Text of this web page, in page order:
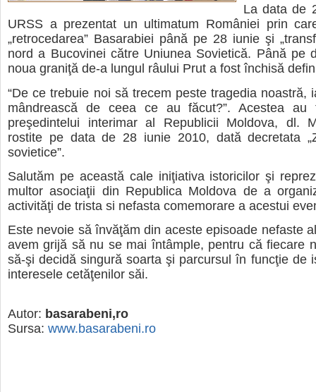
La data de
URSS a prezentat un ultimatum României prin
„retrocedarea” Basarabiei până pe 28 iunie şi
nord a Bucovinei către Uniunea Sovietică. Până pe
noua graniţă de-a lungul râului Prut a fost închisă
“De ce trebuie noi să trecem peste tragedia noastră,
mândrească de ceea ce au făcut?”. Acestea au
preşedintelui interimar al Republicii Moldova, dl.
rostite pe data de 28 iunie 2010, dată decretata
sovietice”.
Salutăm pe această cale iniţiativa istoricilor şi
multor asociaţii din Republica Moldova de a
activităţi de trista si nefasta comemorare a acestui
Este nevoie să învăţăm din aceste episoade nefaste
avem grijă să nu se mai întâmple, pentru că fiecare
să-şi decidă singură soarta şi parcursul în funcţie de
interesele cetăţenilor săi.
Autor: basarabeni,ro
Sursa: www.basarabeni.ro